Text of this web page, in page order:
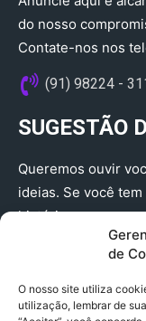
de
O nosso site utiliza
utilização, lembrar de
do nosso
Contate-nos nos
(91) 98224 -
SUGESTÃO
Queremos ouvir
ideias. Se você
história que
(91) 98224 -